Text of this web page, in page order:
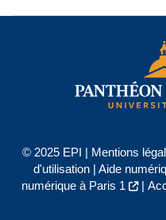
© 2025 EPI | Mentions
d'utilisation| Aide
numérique à Paris 1
|